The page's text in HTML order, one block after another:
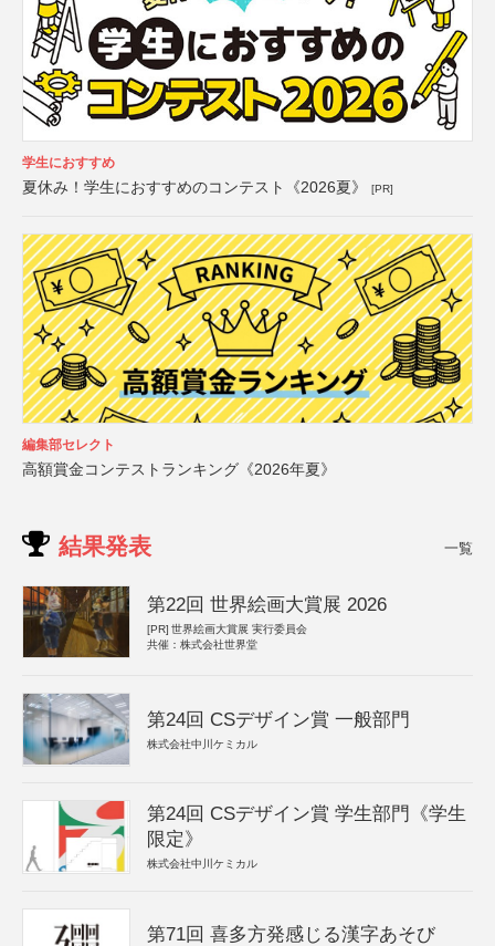
学生におすすめ
夏休み！学生におすすめのコンテスト《2026夏》 [PR]
編集部セレクト
高額賞金コンテストランキング《2026年夏》
結果発表 一覧
第22回 世界絵画大賞展 2026
[PR] 世界絵画大賞展 実行委員会
共催：株式会社世界堂
第24回 CSデザイン賞 一般部門
株式会社中川ケミカル
第24回 CSデザイン賞 学生部門《学生
限定》
株式会社中川ケミカル
第71回 喜多方発感じる漢字あそび